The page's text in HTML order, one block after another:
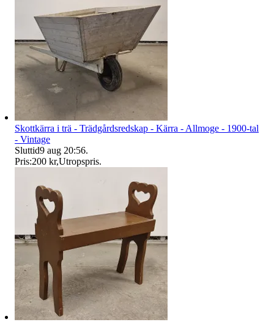
Skottkärra i trä - Trädgårdsredskap - Kärra - Allmoge - 1900-tal
- Vintage
Sluttid9 aug 20:56.
Pris:200 kr,Utropspris.